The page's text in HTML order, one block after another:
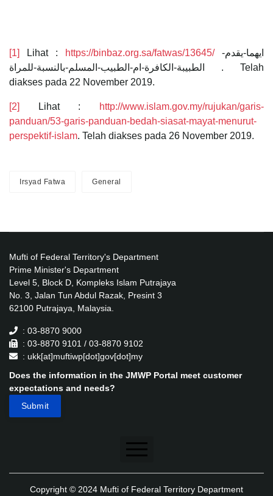
[1] Lihat : https://binbaz.org.sa/fatwas/13645/ايهما-يقدم-
الطبيبة-الكافرة-ام-الطبيب-المسلم-بالنسبة-للمراة . Telah
diakses pada 22 November 2019.
[2] Lihat :
http://www.islam.gov.my/rujukan/garis-
panduan/53-garis-panduan-bedah-siasat-mayat-menurut-
perspektif-islam. Telah diakses pada 26 November 2019.
Irsyad Fatwa General
Mufti of Federal Territory's Department
Prime Minister's Department
Level 5, Block D, Kompleks Islam Putrajaya
No. 3, Jalan Tun Abdul Razak, Presint 3
62100 Putrajaya, Malaysia.
: 03-8870 9000
: 03-8870 9101 / 03-8870 9102
: ukk[at]muftiwp[dot]gov[dot]my
Does the information in the JMWP Portal meet customer
expectations and needs?
Disclaimer
Copyright © 2024 Mufti of Federal Territory Department